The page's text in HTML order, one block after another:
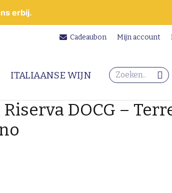
erbij.
Cadeaubon Mijn account
ITALIAANSE WIJN Search:
DOCG –